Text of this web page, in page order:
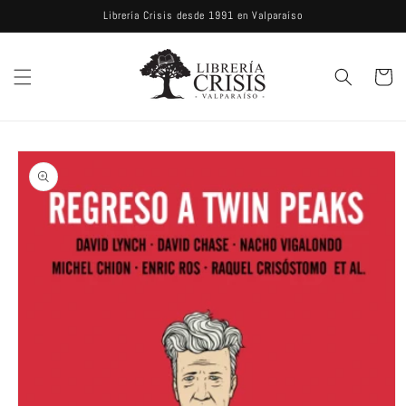
al contenido
Librería Crisis desde 1991 en Valparaíso
Carrito
directamente
a la
información
del producto